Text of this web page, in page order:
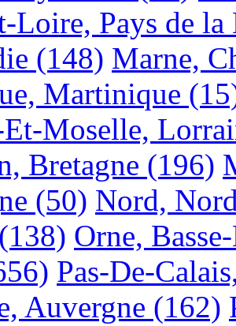
Loire, Pays de la
(148) Marne,
Martinique
Moselle,
Bretagne (196)
(50) Nord,
(138) Orne,
Pas-De-
Auvergne (162)